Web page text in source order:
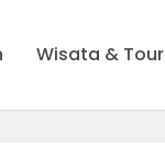
Wisata & Tour